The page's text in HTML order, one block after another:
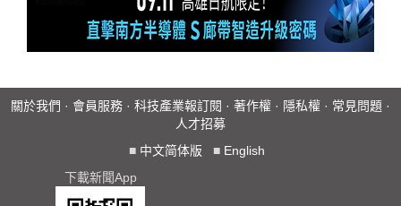
關於我們 · 會員服務 · 科技產業報訂閱 · 著作權 · 隱私權 · 常見問題 ·
人才招募
■ 中文简体版 ■ English
下載新聞App